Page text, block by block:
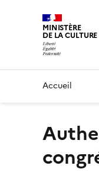
MINISTÈRE
DE LA CULTURE
Accueil
authentique avec sceau imprimé : Postulator généralis,